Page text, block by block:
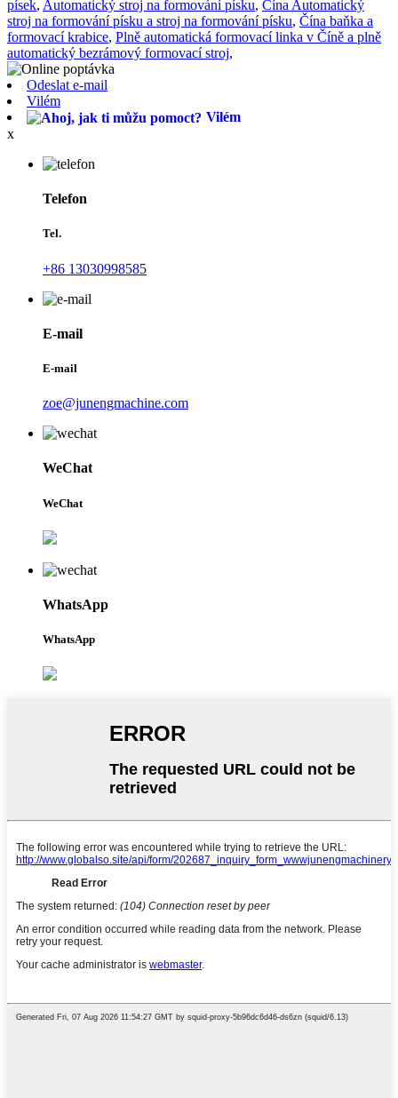
písek, Automatický stroj na formování písku, Čína Automatický
stroj na formování písku a stroj na formování písku, Čína baňka a
formovací krabice, Plně automatická formovací linka v Číně a plně
automatický bezrámový formovací stroj,
Odeslat e-mail
Vilém
Vilém
x
Telefon
Tel.
+86 13030998585
E-mail
E-mail
zoe@junengmachine.com
WeChat
WeChat
WhatsApp
WhatsApp